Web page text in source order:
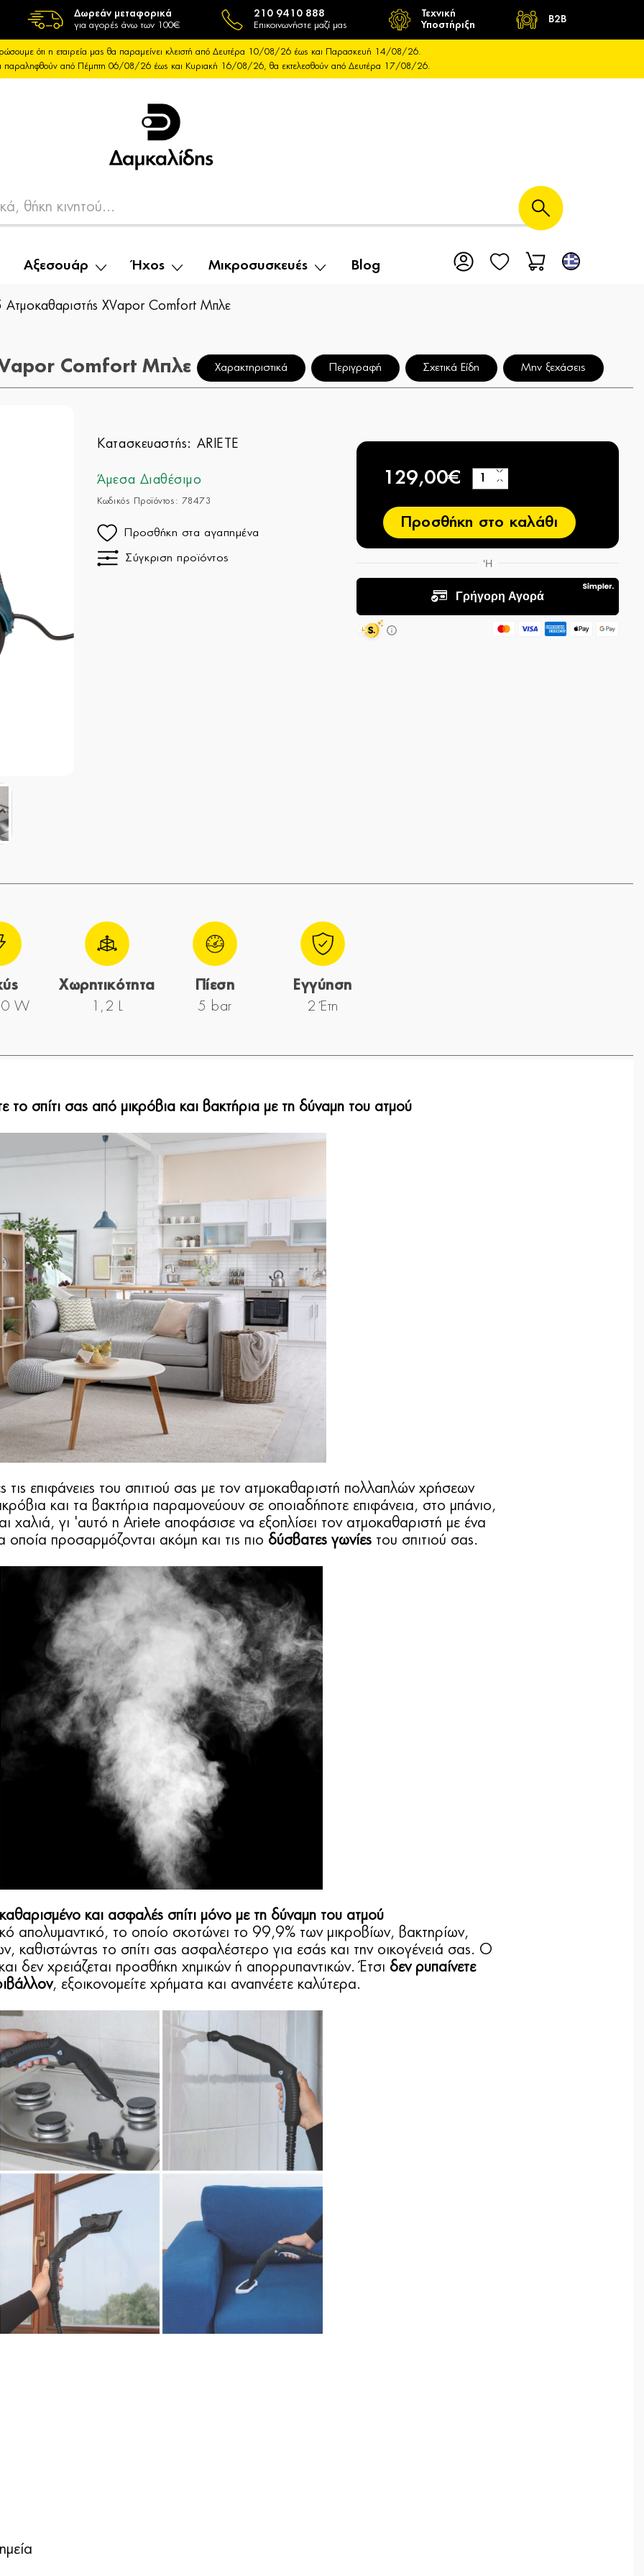
Δωρεάν μεταφορικά
για αγορές άνω των 100€
210 9410 888
Επικοινωνήστε μαζί μας
Τεχνική
Υποστήριξη
B2B
ότι η εταιρεία μας θα παραμείνει κλειστή από Δευτέρα 10/08/26 έως και Παρασκευή 14/08/26.
παραληφθούν από Πέμπτη 06/08/26 έως και Κυριακή 16/08/26, θα εκτελεσθούν από Δευτέρα 17/08/26.
Αξεσουάρ Ήχος Μικροσυσκευές Blog
Ατμοκαθαριστής XVapor Comfort Μπλε
Comfort Μπλε Χαρακτηριστικά Περιγραφή Σχετικά Είδη Μην ξεχάσεις
Κατασκευαστής: ARIETE
Άμεσα Διαθέσιμο
Κωδικός Προϊόντος: 78473
Προσθήκη στα αγαπημένα
Σύγκριση προϊόντος
129,00€ −
+
Προσθήκη στο καλάθι
W
Χωρητικότητα
1,2 L
Πίεση
5 bar
Εγγύηση
2 Έτη
το σπίτι σας από μικρόβια και βακτήρια με τη δύναμη του ατμού
επιφάνειες του σπιτιού σας με τον ατμοκαθαριστή πολλαπλών χρήσεων
και τα βακτήρια παραμονεύουν σε οποιαδήποτε επιφάνεια, στο μπάνιο,
χαλιά, γι 'αυτό η Ariete αποφάσισε να εξοπλίσει τον ατμοκαθαριστή με ένα
οποία προσαρμόζονται ακόμη και τις πιο δύσβατες γωνίες του σπιτιού σας.
και ασφαλές σπίτι μόνο με τη δύναμη του ατμού
απολυμαντικό, το οποίο σκοτώνει το 99,9% των μικροβίων, βακτηρίων,
καθιστώντας το σπίτι σας ασφαλέστερο για εσάς και την οικογένειά σας. Ο
δεν χρειάζεται προσθήκη χημικών ή απορρυπαντικών. Έτσι δεν ρυπαίνετε
, εξοικονομείτε χρήματα και αναπνέετε καλύτερα.